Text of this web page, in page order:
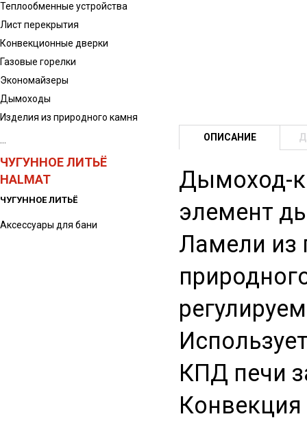
Теплообменные устройства
Лист перекрытия
Конвекционные дверки
Газовые горелки
Экономайзеры
Дымоходы
Изделия из природного камня
ЧУГУННОЕ ЛИТЬЁ
HALMAT
ЧУГУННОЕ ЛИТЬЁ
Аксессуары для бани
ОПИСАНИЕ
Дымоход-
элемент
Ламели из
КПД печи